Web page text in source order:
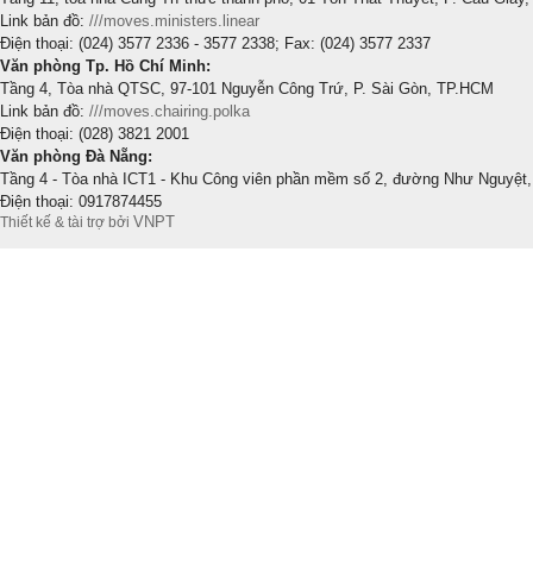
Link bản đồ: ///moves.ministers.linear
Điện thoại: (024) 3577 2336 - 3577 2338; Fax: (024) 3577 2337
Văn phòng Tp. Hồ Chí Minh:
Tầng 4, Tòa nhà QTSC, 97-101 Nguyễn Công Trứ, P. Sài Gòn, TP.HCM
Link bản đồ: ///moves.chairing.polka
Điện thoại: (028) 3821 2001
Văn phòng Đà Nẵng:
Tầng 4 - Tòa nhà ICT1 - Khu Công viên phần mềm số 2, đường Như
Điện thoại: 0917874455
Thiết kế & tài trợ bởi VNPT